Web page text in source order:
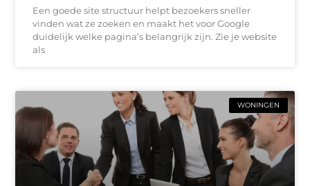
Een goede site structuur helpt bezoekers sneller
vinden wat ze zoeken en maakt het voor Google
duidelijk welke pagina’s belangrijk zijn. Zie je website
als
WONINGEN